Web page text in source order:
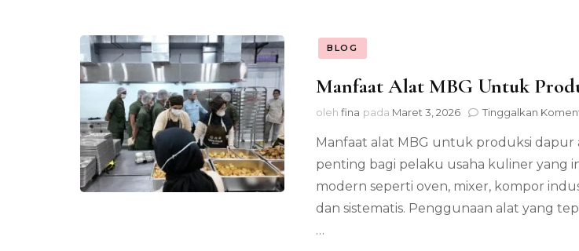
BLOG
Manfaat Alat MBG Untuk
oleh fina pada Maret 3, 2026 Tinggalkan
Manfaat alat MBG untuk produksi dapur
penting bagi pelaku usaha kuliner yang
modern seperti oven, mixer, kompor
dan sistematis. Penggunaan alat yang
…